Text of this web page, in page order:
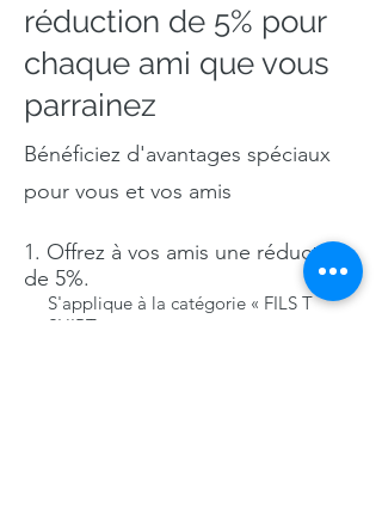
réduction de 5% pour
chaque ami que vous
parrainez
Bénéficiez d'avantages spéciaux
pour vous et vos amis
Offrez à vos amis une réduction
de 5%.
S'applique à la catégorie « FILS T
SHIRT ».